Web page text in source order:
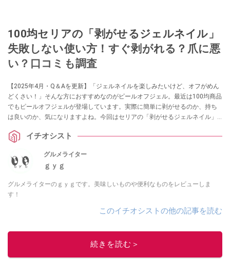
100均セリアの「剥がせるジェルネイル」
失敗しない使い方！すぐ剥がれる？爪に悪
い？口コミも調査
【2025年4月・Q＆Aを更新】「ジェルネイルを楽しみたいけど、オフがめん
どくさい！」そんな方におすすめなのがピールオフジェル。最近は100均商品
でもピールオフジェルが登場しています。実際に簡単に剥がせるのか、持ち
は良いのか、気になりますよね。今回はセリアの「剥がせるジェルネイル」
てください。イチオシスト
グルメライター
ｇｙｇ
グルメライターのｇｙｇです。美味しいものや便利なものをレビューしま
す！
このイチオシストの他の記事を読む
続きを読む＞